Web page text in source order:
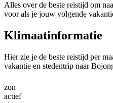
Alles over de beste reistijd om
voor als je jouw volgende
Klimaatinformatie
Hier zie je de beste reistijd per
vakantie en stedentrip naar
zon
actief